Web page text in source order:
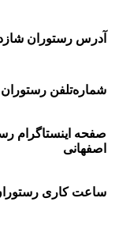
آدرس رستوران
شماره‌تلفن
صفحه اینستاگرام
اصفهانی
ساعت کاری